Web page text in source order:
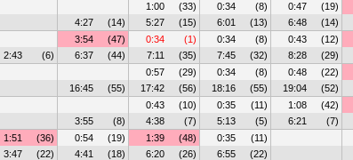
1:00 (33) 0:34 (8) 0:47 (19)
4:27 (14) 5:27 (15) 6:01 (13) 6:48 (14)
3:54 (47) 0:34 (1) 0:34 (8) 0:43 (12)
2:43 (6) 6:37 (44) 7:11 (35) 7:45 (32) 8:28 (29)
0:57 (29) 0:34 (8) 0:48 (22)
16:45 (55) 17:42 (56) 18:16 (55) 19:04 (52)
0:43 (10) 0:35 (11) 1:08 (42)
3:55 (8) 4:38 (7) 5:13 (5) 6:21 (7)
1:51 (36) 0:54 (19) 1:39 (48) 0:35 (11)
3:47 (22) 4:41 (18) 6:20 (26) 6:55 (22)